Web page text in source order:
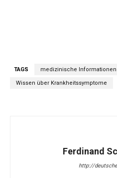
TAGS medizinische
Wissen über Krankheitssymptome
Ferdinand
http://